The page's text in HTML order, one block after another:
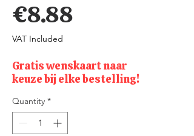
€8.88
VAT Included
Gratis wenskaart naar
keuze bij elke bestelling!
Quantity *